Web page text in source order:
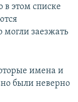
в этом списке
могли заезжать
имена и
были неверно